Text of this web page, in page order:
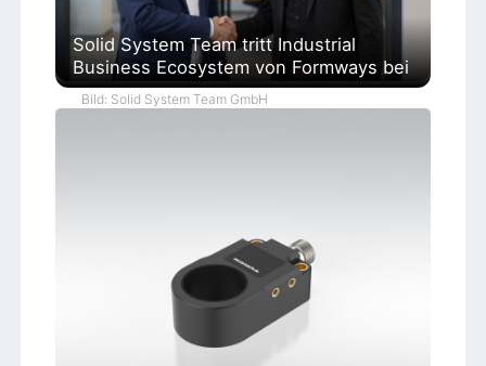
Solid System Team tritt Industrial
Business Ecosystem von Formways bei
Bild: Solid System Team GmbH